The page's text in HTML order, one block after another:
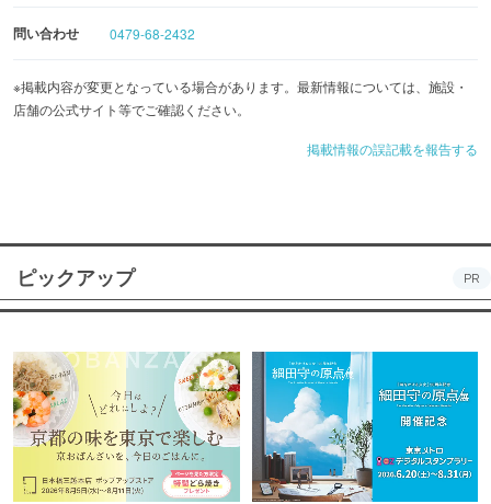
問い合わせ 0479-68-2432
※掲載内容が変更となっている場合があります。最新情報については、施設・
店舗の公式サイト等でご確認ください。
掲載情報の誤記載を報告する
ピックアップ PR